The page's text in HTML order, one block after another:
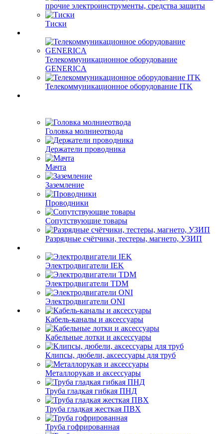
прочие электроинструменты, средства защиты
Тиски
Телекоммуникационное оборудование
GENERICA
Телекоммуникационное оборудование ITK
Головка молниеотвода
Держатели проводника
Мачта
Заземление
Проводники
Сопутствующие товары
Разрядные счётчики, тестеры, магнето, УЗИП
Электродвигатели IEK
Электродвигатели TDM
Электродвигатели ONI
Кабель-каналы и аксессуары
Кабельные лотки и аксессуары
Клипсы, дюбели, аксессуары для труб
Металлорукав и аксессуары
Труба гладкая гибкая ПНД
Труба гладкая жесткая ПВХ
Труба гофрированная